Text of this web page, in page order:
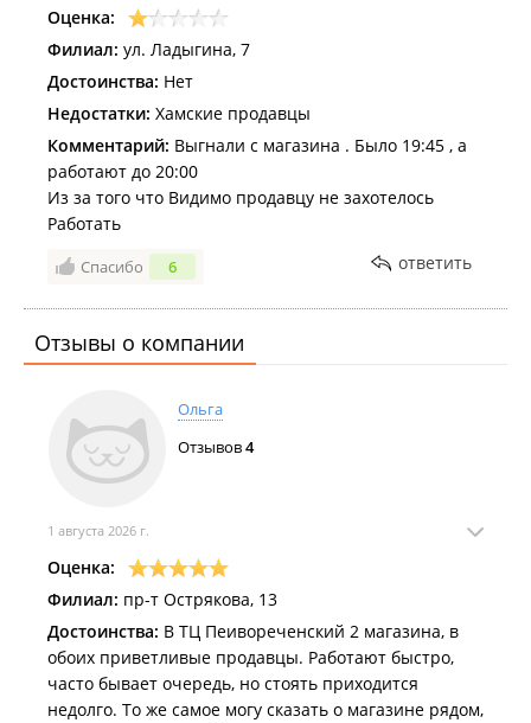
Оценка:
Филиал: ул. Ладыгина, 7
Достоинства: Нет
Недостатки: Хамские продавцы
Комментарий: Выгнали с магазина . Было 19:45 , а
работают до 20:00
Из за того что Видимо продавцу не захотелось
Работать
Спасибо 6 ответить
Отзывы о компании
Ольга
Отзывов4
1 августа 2026 г.
Оценка:
Филиал: пр-т Острякова, 13
Достоинства: В ТЦ Пеивореченский 2 магазина, в
обоих приветливые продавцы. Работают быстро,
часто бывает очередь, но стоять приходится
недолго. То же самое могу сказать о магазине рядом,